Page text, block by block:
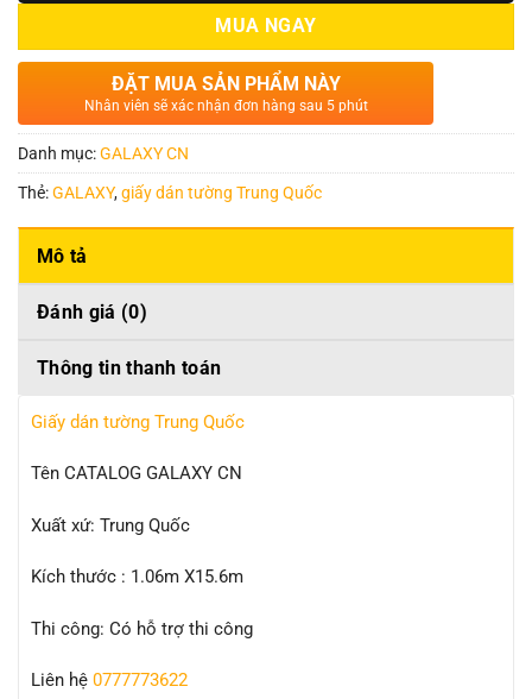
MUA NGAY
ĐẶT MUA SẢN PHẨM NÀY
Nhân viên sẽ xác nhận đơn hàng sau 5 phút
Danh mục:GALAXY CN
Thẻ:GALAXY,giấy dán tường Trung Quốc
Mô tả
Đánh giá (0)
Thông tin thanh toán
Giấy dán tường Trung Quốc
Tên CATALOG GALAXY CN
Xuất xứ: Trung Quốc
Kích thước : 1.06m X15.6m
Thi công: Có hỗ trợ thi công
Liên hệ 0777773622